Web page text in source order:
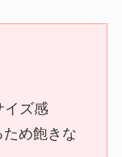
イズ感
ため飽きな